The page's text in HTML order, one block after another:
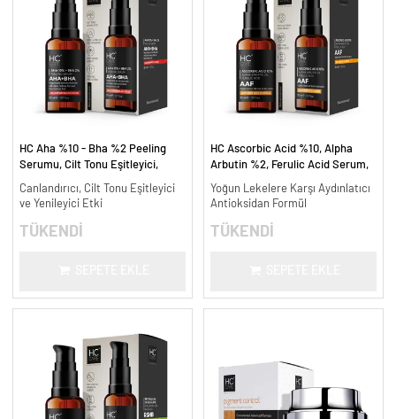
HC Aha %10 - Bha %2 Peeling
Serumu, Cilt Tonu Eşitleyici,
Canlandırıcı, Cilt Tonu Eşitleyici
ve Yenileyici Etki
TÜKENDİ
HC Ascorbic Acid %10, Alpha
Arbutin %2, Ferulic Acid Serum,
ml.
Yoğun Lekelere Karşı Aydınlatıcı
Antioksidan Formül
TÜKENDİ